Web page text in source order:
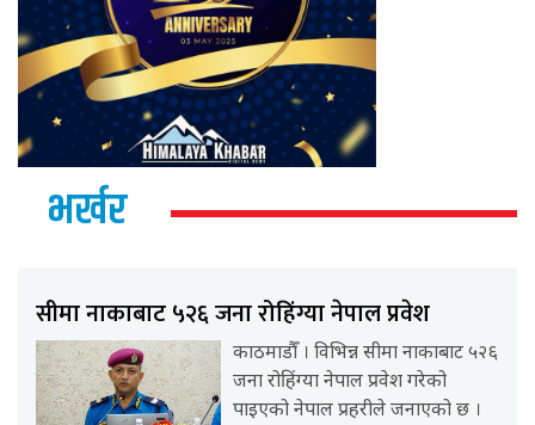
भर्खर
सीमा नाकाबाट ५२६ जना रोहिंग्या नेपाल प्रवेश
काठमाडौँ । विभिन्न सीमा नाकाबाट ५२६
जना रोहिंग्या नेपाल प्रवेश गरेको
पाइएको नेपाल प्रहरीले जनाएको छ ।